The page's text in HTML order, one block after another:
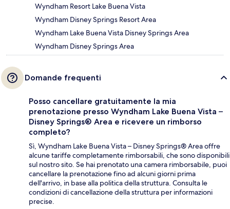
Wyndham Resort Lake Buena Vista
Wyndham Disney Springs Resort Area
Wyndham Lake Buena Vista Disney Springs Area
Wyndham Disney Springs Area
Domande frequenti
Posso cancellare gratuitamente la mia
prenotazione presso Wyndham Lake Buena Vista –
Disney Springs® Area e ricevere un rimborso
completo?
Sì, Wyndham Lake Buena Vista – Disney Springs® Area offre
alcune tariffe completamente rimborsabili, che sono disponibili
sul nostro sito. Se hai prenotato una camera rimborsabile, puoi
cancellare la prenotazione fino ad alcuni giorni prima
dell'arrivo, in base alla politica della struttura. Consulta le
condizioni di cancellazione della struttura per informazioni
precise.